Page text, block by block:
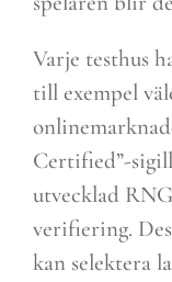
Varje testhus
till exempel
Certified”-
utvecklad
verifiering.
kan selektera